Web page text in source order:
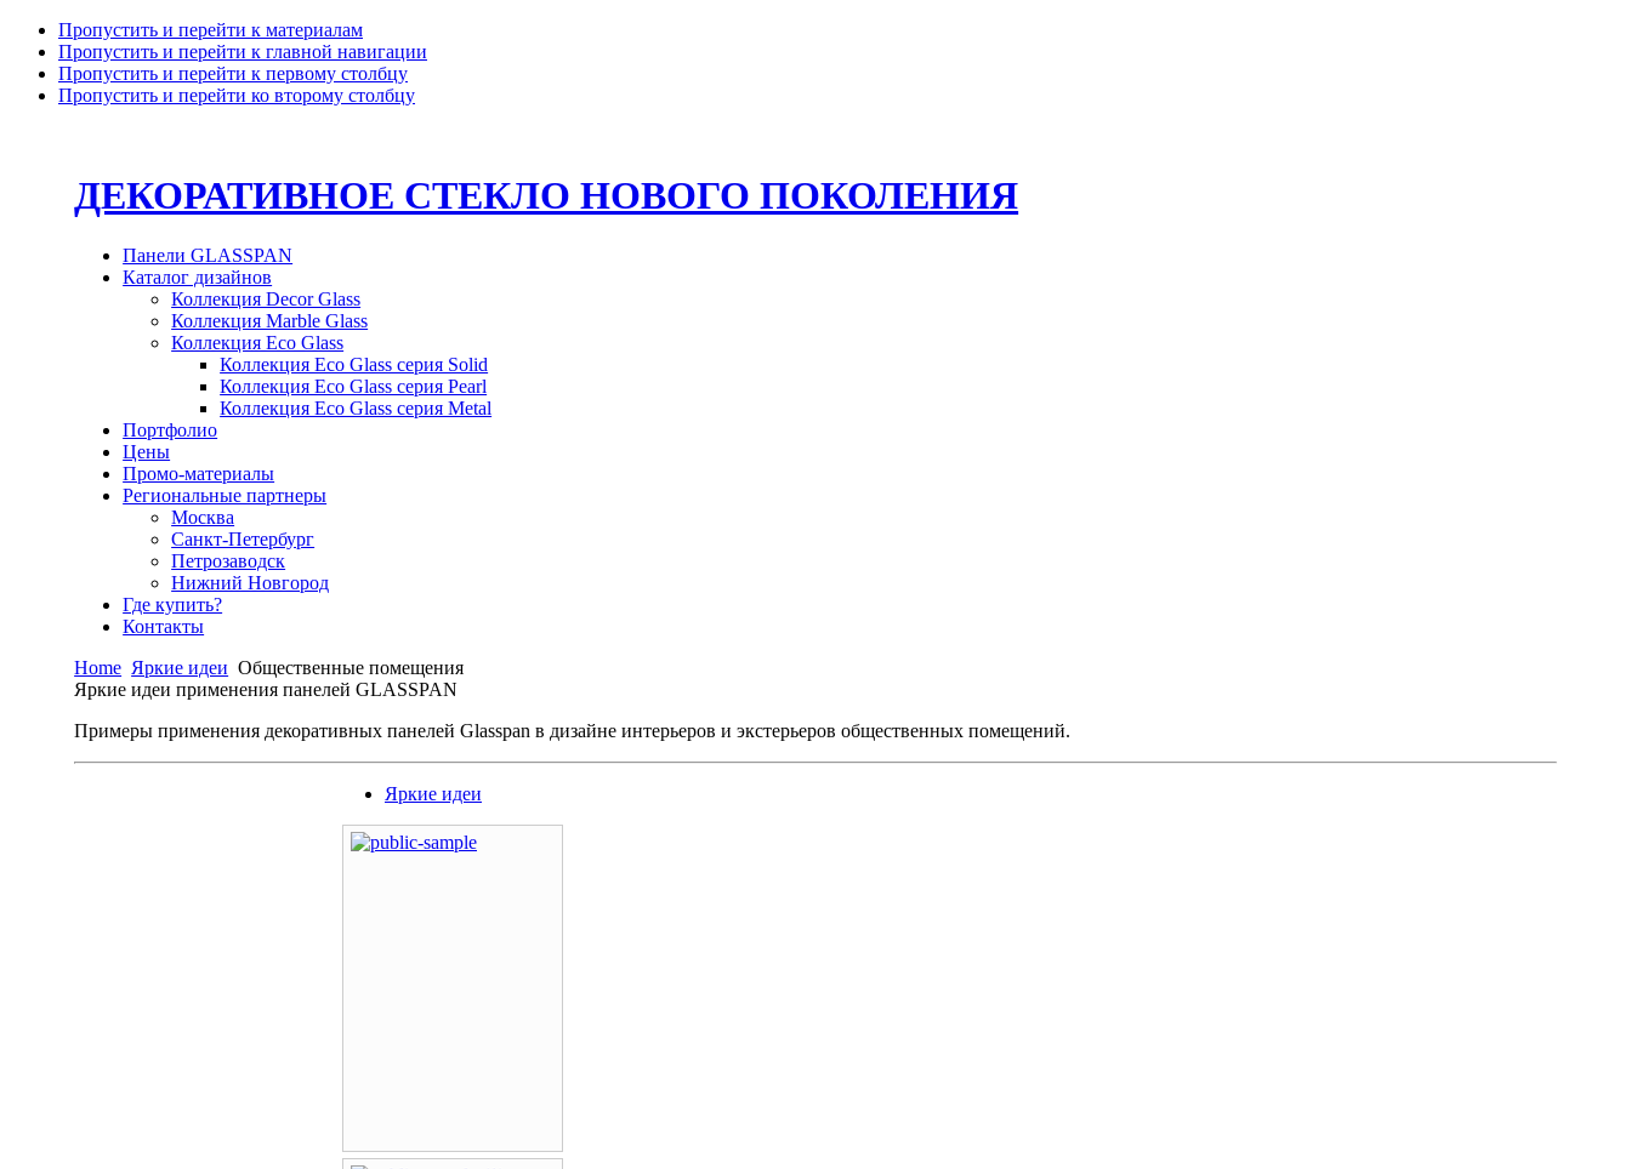
Пропустить и перейти к материалам
Пропустить и перейти к главной навигации
Пропустить и перейти к первому столбцу
Пропустить и перейти ко второму столбцу
ДЕКОРАТИВНОЕ СТЕКЛО НОВОГО ПОКОЛЕНИЯ
Панели GLASSPAN
Каталог дизайнов
Коллекция Decor Glass
Коллекция Marble Glass
Коллекция Eco Glass
Коллекция Eco Glass серия Solid
Коллекция Eco Glass серия Pearl
Коллекция Eco Glass серия Metal
Портфолио
Цены
Промо-материалы
Региональные партнеры
Москва
Санкт-Петербург
Петрозаводск
Нижний Новгород
Где купить?
Контакты
Home Яркие идеи Общественные помещения
Яркие идеи применения панелей GLASSPAN
Примеры применения декоративных панелей Glasspan в дизайне интерьеров и экстерьеров общественных помещений.
Яркие идеи